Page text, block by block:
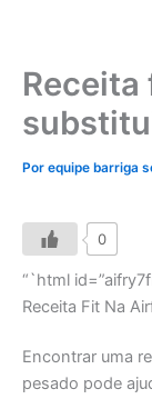
conteúdo
Por equipe barriga
0
“`html
Receita Fit Na
Encontrar uma
pesado pode